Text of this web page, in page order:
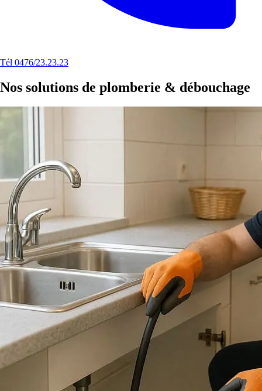
Tél 0476/23.23.23
Nos solutions de plomberie & débouchage